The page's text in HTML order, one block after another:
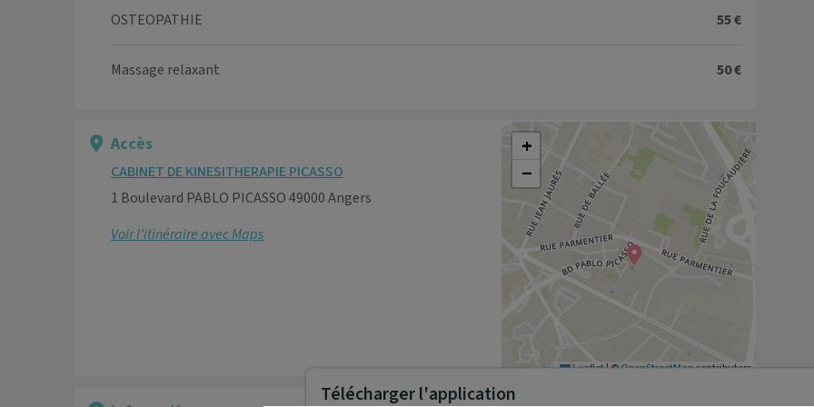
OSTEOPATHIE 55 €
Massage relaxant 50 €
Accès
CABINET DE KINESITHERAPIE PICASSO
1 Boulevard PABLO PICASSO 49000 Angers
Voir l’itinéraire avec Maps
+
−
Leaflet|©OpenStreetMapcontributors
Télécharger l'application